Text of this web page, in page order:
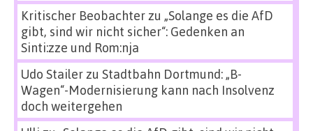
Kritischer Beobachterzu „Solange es die AfD
gibt, sind wir nicht sicher“: Gedenken an
Sinti:zze und Rom:nja
Udo Stailerzu Stadtbahn Dortmund: „B-
Wagen“-Modernisierung kann nach Insolvenz
doch weitergehen